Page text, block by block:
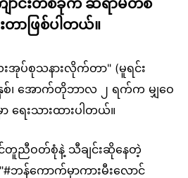
ောင်းတစ်ခုက ဆရာမတစ်
ာဖြစ်ပါတယ်။
အုပ်စုသနားလိုက်တာ" (မူရင်း
စ်၊ အောက်တိုဘာလ ၂ ရက်က မျှဝေ
ာ ရေးသားထားပါတယ်။
င်တူညီဝတ်စုံနဲ့ သီချင်းဆိုနေတဲ့
ဘန်ကောက်မှာကားမီးလောင်